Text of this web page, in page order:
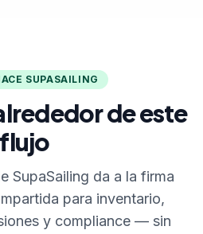
SUPASAILING
de este
flujo
SupaSailing da a la firma
para inventario,
y compliance — sin